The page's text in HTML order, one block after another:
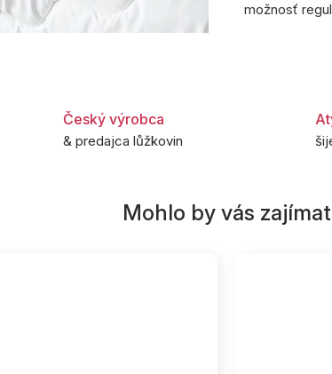
možnosť
Český výrobca
& predajca lůžkovin